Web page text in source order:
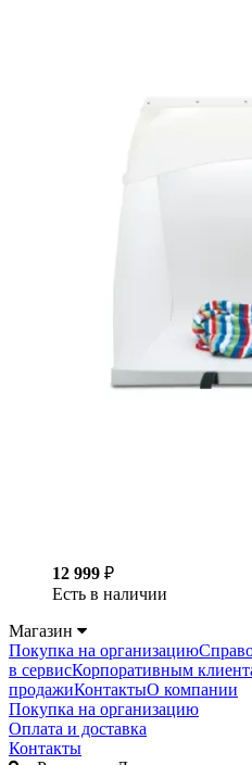
12 999 ₽
Есть в наличии
Магазин
Покупка на организацию
в сервисКорпоративным
продажиКонтактыО компании
Покупка на организацию
Оплата и доставка
Контакты